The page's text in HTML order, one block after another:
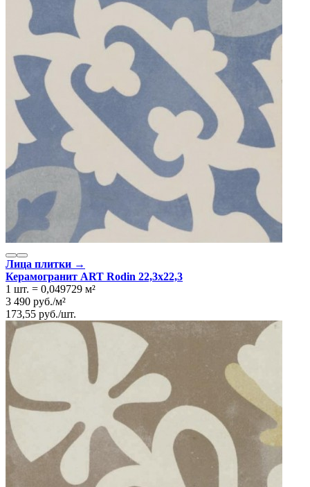
Лица плитки →
Керамогранит ART Rodin 22,3x22,3
1 шт. = 0,049729 м²
3 490 руб./м²
173,55 руб./шт.